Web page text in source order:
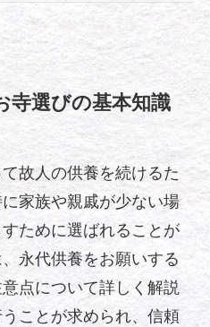
寺選びの基本知識
故人の供養を続けるた
家族や親戚が少ない場
ために選ばれることが
永代供養をお願いする
点について詳しく解説
ことが求められ、信頼